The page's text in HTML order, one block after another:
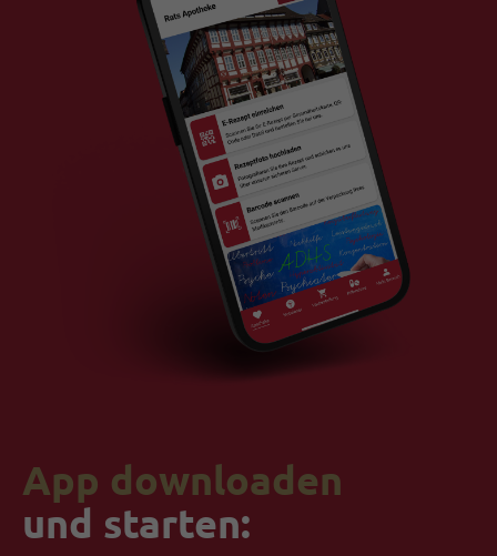
App downloaden
und starten: